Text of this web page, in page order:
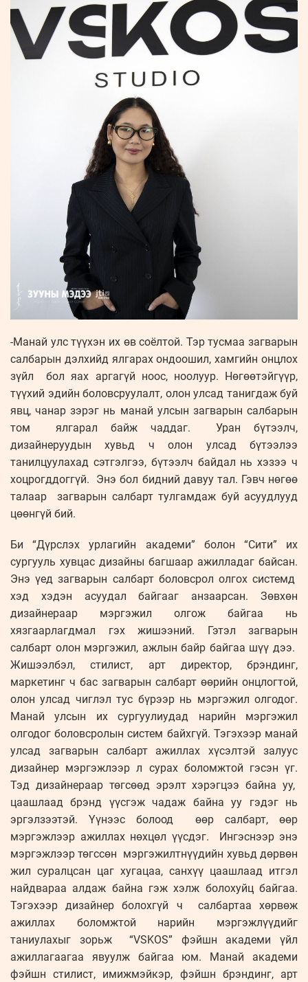
-Манай улс түүхэн их өв соёлтой. Тэр тусмаа загварын
салбарын дэлхийд ялгарах ондоошил, хамгийн онцлох
зүйл бол яах аргагүй ноос, ноолуур. Нөгөөтэйгүүр,
түүхий эдийн боловсруулалт, олон улсад танигдаж буй
явц, чанар зэрэг нь манай улсын загварын салбарын
том ялгарал байж чаддаг. Уран бүтээлч,
дизайнеруудын хувьд ч олон улсад бүтээлээ
танилцуулахад сэтгэлгээ, бүтээлч байдал нь хэзээ ч
хоцрогддоггүй. Энэ бол бидний давуу тал. Гэвч нөгөө
талаар загварын салбарт тулгамдаж буй асуудлууд
цөөнгүй бий.
Би “Дүрслэх урлагийн академи” болон “Сити” их
сургууль хувцас дизайны багшаар ажилладаг байсан.
Энэ үед загварын салбарт боловсрол олгох системд
хэд хэдэн асуудал байгааг анзаарсан. Зөвхөн
дизайнераар мэргэжил олгож байгаа нь
хязгаарлагдмал гэх жишээний. Гэтэл загварын
салбарт олон мэргэжил, ажлын байр байгаа шүү дээ.
Жишээлбэл, стилист, арт директор, брэндинг,
маркетинг ч бас загварын салбарт өөрийн онцлогтой,
олон улсад чиглэл тус бүрээр нь мэргэжил олгодог.
Манай улсын их сургуулиудад нарийн мэргэжил
олгодог боловсролын систем байхгүй. Тэгэхээр манай
улсад загварын салбарт ажиллах хүсэлтэй залуус
дизайнер мэргэжлээр л сурах боломжтой гэсэн үг.
Тэд дизайнераар төгсөөд эрэлт хэрэгцээ байна уу,
цаашлаад брэнд үүсгэж чадаж байна уу гэдэг нь
эргэлзээтэй. Үүнээс болоод өөр салбарт, өөр
мэргэжлээр ажиллах нөхцөл үүсдэг. Ингэснээр энэ
мэргэжлээр төгссөн мэргэжилтнүүдийн хувьд дөрвөн
жил суралцсан цаг хугацаа, санхүү цаашлаад итгэл
найдвараа алдаж байна гэж хэлж болохуйц байгаа.
Тэгэхээр дизайнер болохгүй ч салбартаа хөрвөж
ажиллах боломжтой нарийн мэргэжлүүдийг
таниулахыг зорьж “VSKOS” фэйшн академи үйл
ажиллагаагаа явуулж байгаа юм. Манай академи
фэйшн стилист, имижмэйкэр, фэйшн брэндинг, арт